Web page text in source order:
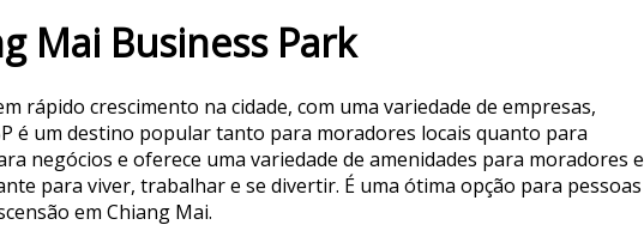
Mai Business Park
rápido crescimento na cidade, com uma variedade de empresas,
é um destino popular tanto para moradores locais quanto para
negócios e oferece uma variedade de amenidades para moradores e
para viver, trabalhar e se divertir. É uma ótima opção para pessoas
em Chiang Mai.